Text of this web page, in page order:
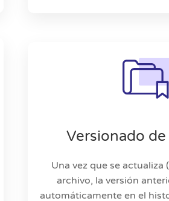
Versionado
Una vez que se actualiza
archivo, la versión
automáticamente en el